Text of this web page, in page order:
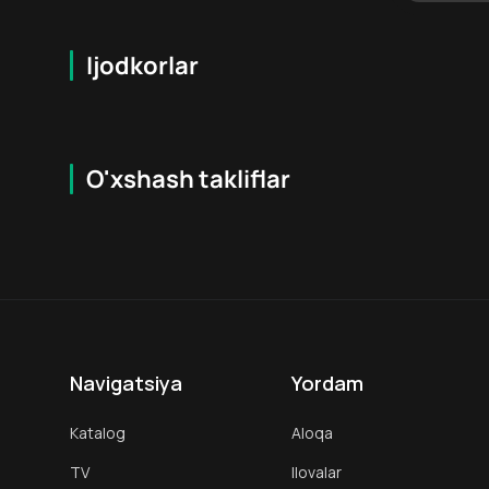
Ijodkorlar
O'xshash takliflar
Navigatsiya
Katalog
TV
Yordam
Aloqa
Ilovalar